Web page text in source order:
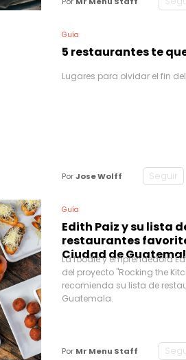
Guía
5 restaurantes te
Lugares para olvidar el fin
PorJose Wolff Seguir
Guía
Edith Paiz y su lista
restaurantes
Ciudad de
La foodie y emprendedora
del proyecto "Rocking the
recomienda su lista de
Guatemala.
Por Mr Menu Staff